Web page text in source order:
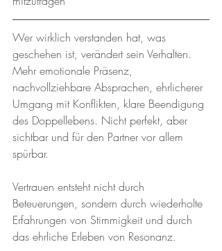
Wer wirklich verstanden hat, was
geschehen ist, verändert sein Verhalten.
Mehr emotionale Präsenz,
nachvollziehbare Absprachen, ehrlicherer
Umgang mit Konflikten, klare Beendigung
des Doppellebens. Nicht perfekt, aber
sichtbar und für den Partner vor allem
spürbar.
Vertrauen entsteht nicht durch
Beteuerungen, sondern durch wiederholte
Erfahrungen von Stimmigkeit und durch
das ehrliche Erleben von Resonanz.